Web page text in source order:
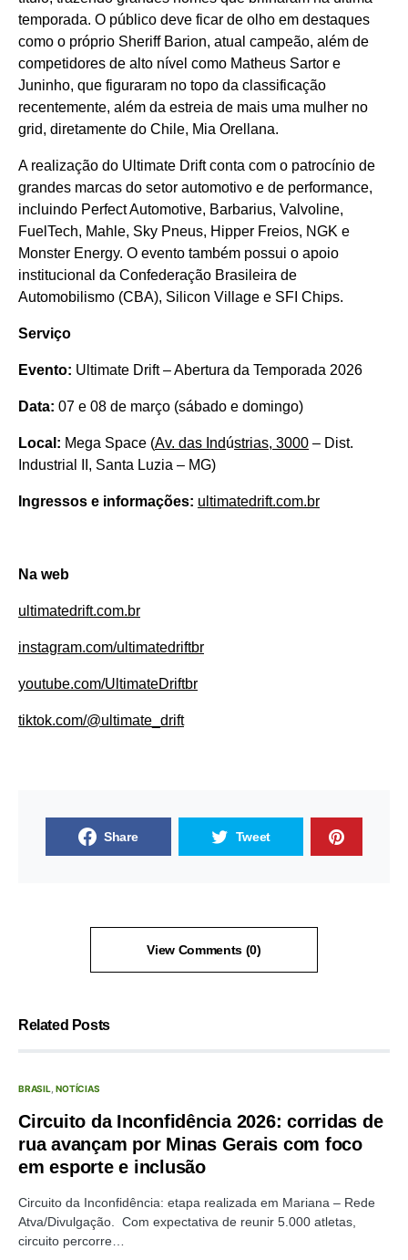
temporada. O público deve ficar de olho em destaques
como o próprio Sheriff Barion, atual campeão, além de
competidores de alto nível como Matheus Sartor e
Juninho, que figuraram no topo da classificação
recentemente, além da estreia de mais uma mulher no
grid, diretamente do Chile, Mia Orellana.
A realização do Ultimate Drift conta com o patrocínio de
grandes marcas do setor automotivo e de performance,
incluindo Perfect Automotive, Barbarius, Valvoline,
FuelTech, Mahle, Sky Pneus, Hipper Freios, NGK e
Monster Energy. O evento também possui o apoio
institucional da Confederação Brasileira de
Automobilismo (CBA), Silicon Village e SFI Chips.
Serviço
Evento: Ultimate Drift – Abertura da Temporada 2026
Data: 07 e 08 de março (sábado e domingo)
Local: Mega Space (Av. das Indústrias, 3000 – Dist.
Industrial II, Santa Luzia – MG)
Ingressos e informações: ultimatedrift.com.br
Na web
ultimatedrift.com.br
instagram.com/ultimatedriftbr
youtube.com/UltimateDriftbr
tiktok.com/@ultimate_drift
Share Tweet
View Comments (0)
Related Posts
BRASIL NOTÍCIAS
Circuito da Inconfidência 2026: corridas de
rua avançam por Minas Gerais com foco
em esporte e inclusão
Circuito da Inconfidência: etapa realizada em Mariana – Rede
Atva/Divulgação. Com expectativa de reunir 5.000 atletas,
circuito percorre…